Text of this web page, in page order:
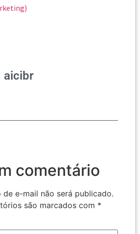
aicibr
comentário
de e-mail não será publicado.
são marcados com *